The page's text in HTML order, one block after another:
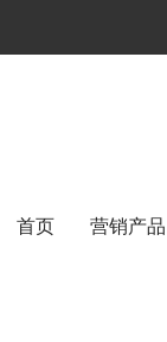
首页 营销产品